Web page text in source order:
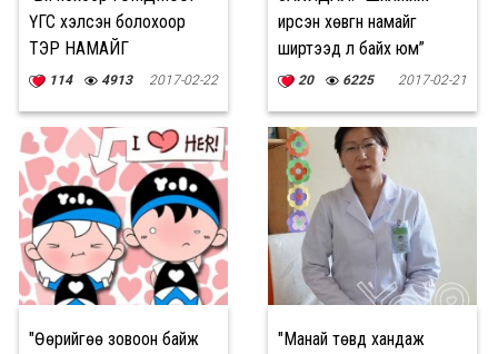
ҮГС хэлсэн болохоор
ТЭР НАМАЙГ
УУЧЛАХГҮЙ байна”
114 4913 2017-02-22
ирсэн хөвгүүн намайг
ширтээд л байх юм”
20 6225 2017-02-21
"Өөрийгөө зовоон байж
"Манай төвд хандаж